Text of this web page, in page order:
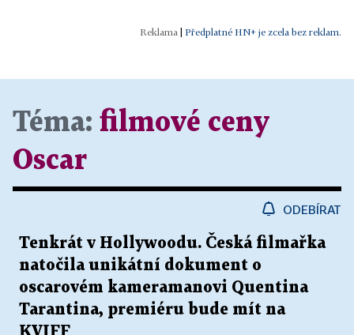
Předplatné HN+ je zcela bez reklam.
Téma: filmové ceny
Oscar
ODEBÍRAT
Tenkrát v Hollywoodu. Česká filmařka
natočila unikátní dokument o
oscarovém kameramanovi Quentina
Tarantina, premiéru bude mít na
KVIFF